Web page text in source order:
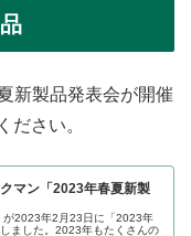
新製品発表会が開催
ださい。
マン「2023年春夏新製
が2023年2月23日に「2023年
ました。2023年もたくさんの